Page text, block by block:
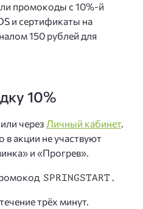
промокоды с 10%-й
и сертификаты на
150 рублей для
10%
через Личный кабинет.
в акции не участвуют
и «Прогрев».
SPRINGSTART .
трёх минут.